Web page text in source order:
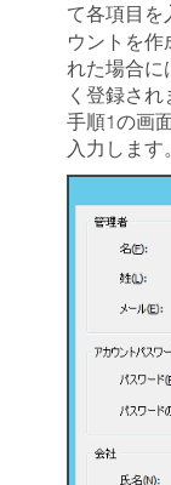
て各項目を
ウントを作
れた場合に
く登録され
手順1の画
入力します。